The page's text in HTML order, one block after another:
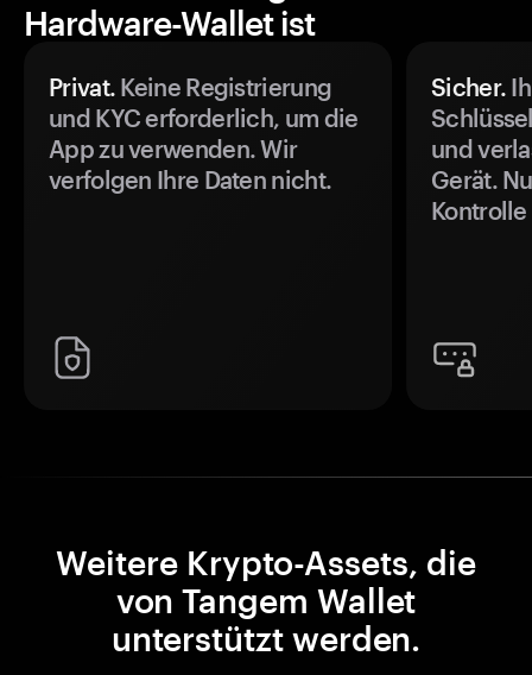
Hardware-Wallet ist
Privat. Keine Registrierung
und KYC erforderlich, um die
App zu verwenden. Wir
verfolgen Ihre Daten nicht.
Sicher.
und
Gerät.
Weitere Krypto-Assets, die
von Tangem Wallet
unterstützt werden.